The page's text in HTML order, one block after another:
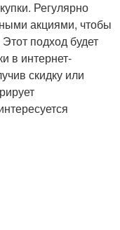
Регулярно
акциями, чтобы
подход будет
в интернет-
скидку или